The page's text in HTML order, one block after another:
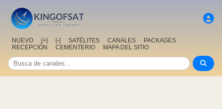
NUEVO [+] [-] SATÉLITES CANALES
PACKAGES
RECEPCIÓN
CEMENTERIO MAPA DEL SITIO